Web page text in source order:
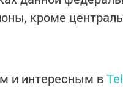
кроме
и интересным в